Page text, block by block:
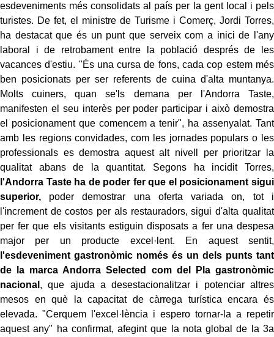
esdeveniments més consolidats al país per la gent local i pels
turistes. De fet, el ministre de Turisme i Comerç, Jordi Torres,
ha destacat que és un punt que serveix com a inici de l'any
laboral i de retrobament entre la població després de les
vacances d'estiu. "És una cursa de fons, cada cop estem més
ben posicionats per ser referents de cuina d'alta muntanya.
Molts cuiners, quan se'ls demana per l'Andorra Taste,
manifesten el seu interès per poder participar i això demostra
el posicionament que comencem a tenir", ha assenyalat. Tant
amb les regions convidades, com les jornades populars o les
professionals es demostra aquest alt nivell per prioritzar la
qualitat abans de la quantitat. Segons ha incidit Torres,
l'Andorra Taste ha de poder fer que el posicionament sigui
superior, poder demostrar una oferta variada on, tot i
l'increment de costos per als restauradors, sigui d'alta qualitat
per fer que els visitants estiguin disposats a fer una despesa
major per un producte excel·lent. En aquest sentit,
l'esdeveniment gastronòmic només és un dels punts tant
de la marca Andorra Selected com del Pla gastronòmic
nacional , que ajuda a desestacionalitzar i potenciar altres
mesos en què la capacitat de càrrega turística encara és
elevada. "Cerquem l'excel·lència i espero tornar-la a repetir
aquest any" ha confirmat, afegint que la nota global de la 3a